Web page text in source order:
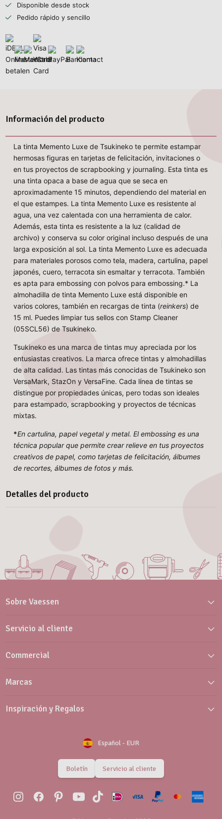
Disponible desde stock
Pedido rápido y sencillo
Información del producto
La tinta Memento Luxe de Tsukineko te permite estampar
hermosas figuras en tarjetas de felicitación, invitaciones o
en tus proyectos de scrapbooking y journaling. Esta tinta es
una tinta opaca a base de agua que se seca en
aproximadamente 15 minutos, dependiendo del material en
el que estampes. La tinta Memento Luxe es resistente al
agua, una vez calentada con una herramienta de calor.
Además, esta tinta es resistente a la luz (calidad de
archivo) y conserva su color original incluso después de una
larga exposición al sol. La tinta Memento Luxe es adecuada
para materiales porosos como tela, madera, cartulina, papel
japonés, cuero, terracota sin esmaltar y terracota. También
es apta para embossing con polvos para embossing.* La
almohadilla de tinta Memento Luxe está disponible en
varios colores, también en recargas de tinta (reinkers) de
15 ml. Puedes limpiar tus sellos con Stamp Cleaner
(05SCL56) de Tsukineko.
Tsukineko es una marca de tintas muy apreciada por los
entusiastas creativos. La marca ofrece tintas y almohadillas
de alta calidad. Las tintas más conocidas de Tsukineko son
VersaMark, StazOn y VersaFine. Cada línea de tintas se
distingue por propiedades únicas, pero todas son ideales
para estampado, scrapbooking y proyectos de técnicas
mixtas.
*En cartulina, papel vegetal y metal. El embossing es una
técnica popular que permite crear relieve en tus proyectos
creativos de papel, como tarjetas de felicitación, álbumes
de recortes, álbumes de fotos y más.
Detalles del producto
Sobre Vaessen
Servicio al cliente
Commercial
Marcas
Inspiración y Regalos
Español- EUR
Boletín Servicio al cliente